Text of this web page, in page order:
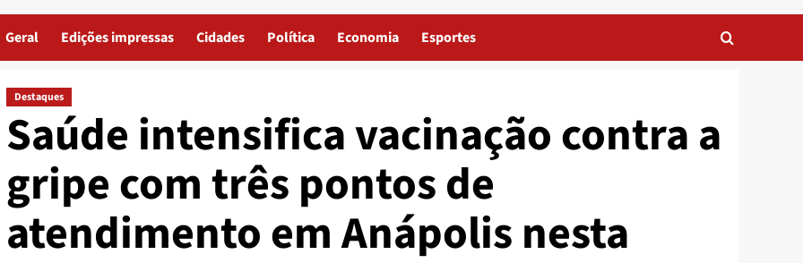
Geral Edições impressas Cidades Política Economia Esportes
Destaques
Saúde intensifica vacinação contra a
gripe com três pontos de
atendimento em Anápolis nesta